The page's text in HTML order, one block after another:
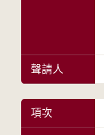
聲請人
項次